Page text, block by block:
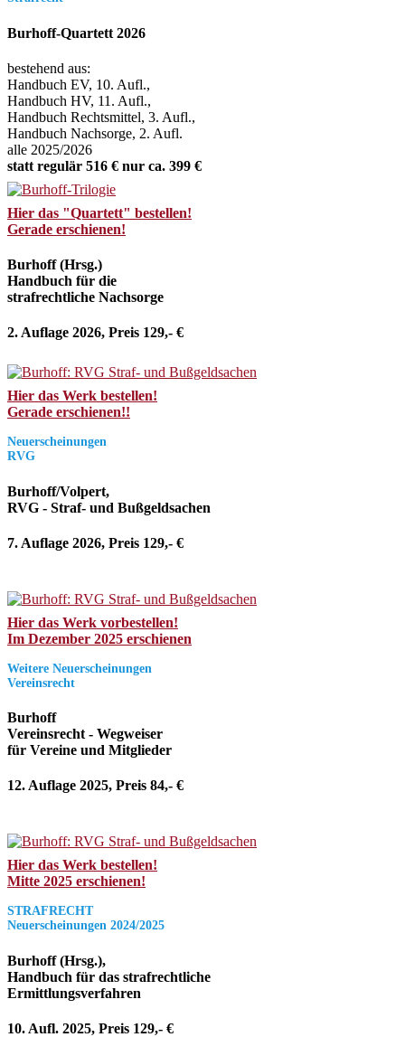
Burhoff-Quartett 2026
bestehend aus:
Handbuch EV, 10. Aufl.,
Handbuch HV, 11. Aufl.,
Handbuch Rechtsmittel, 3. Aufl.,
Handbuch Nachsorge, 2. Aufl.
alle 2025/2026
statt regulär 516 € nur ca. 399 €
Hier das "Quartett" bestellen!
Gerade erschienen!
Burhoff (Hrsg.)
Handbuch für die
strafrechtliche Nachsorge
2. Auflage 2026, Preis 129,- €
Hier das Werk bestellen!
Gerade erschienen!!
Neuerscheinungen
RVG
Burhoff/Volpert,
RVG - Straf- und Bußgeldsachen
7. Auflage 2026, Preis 129,- €
Hier das Werk vorbestellen!
Im Dezember 2025 erschienen
Weitere Neuerscheinungen
Vereinsrecht
Burhoff
Vereinsrecht - Wegweiser
für Vereine und Mitglieder
12. Auflage 2025, Preis 84,- €
Hier das Werk bestellen!
Mitte 2025 erschienen!
STRAFRECHT
Neuerscheinungen 2024/2025
Burhoff (Hrsg.),
Handbuch für das strafrechtliche
Ermittlungsverfahren
10. Aufl. 2025, Preis 129,- €